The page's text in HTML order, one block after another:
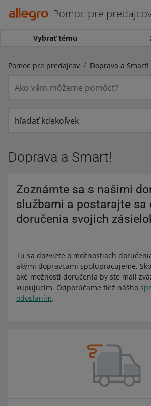
Pomoc pre
Vybrať tému
Pomoc pre predajcov Doprava a Smart!
hľadať kdekoľvek
Doprava a Smart!
Zoznámte sa s našimi
službami a postarajte sa
doručenia svojich
Tu sa dozviete o možnostiach
akými dopravcami spolupracujeme.
aké možnosti doručenia by ste mali
kupujúcim. Odporúčame tiež nášho
odoslaním.